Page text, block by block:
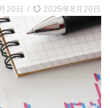
20日 / 2025年8月20日